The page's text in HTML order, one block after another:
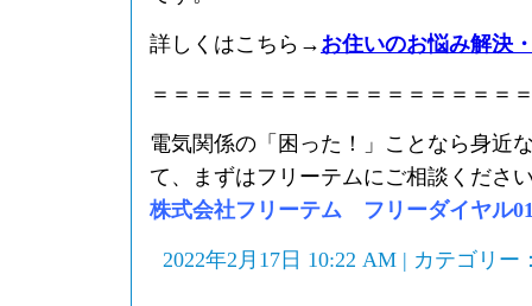
詳しくはこちら→ お住いのお悩み解決
＝＝＝＝＝＝＝＝＝＝＝＝＝＝＝＝＝
電気関係の「困った！」ことなら身近
て、まずはフリーテムにご相談くださ
株式会社フリーテム フリーダイヤル
2022年2月17日 10:22 AM | カテゴリー